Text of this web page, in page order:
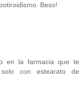
Beso!
en la farmacia que te
con estearato de